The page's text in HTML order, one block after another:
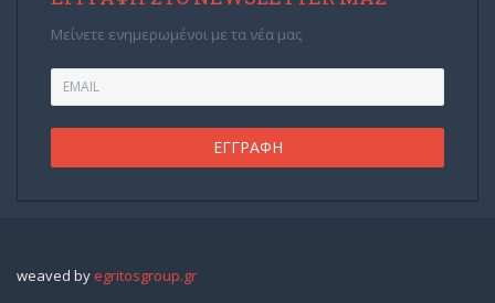
Μείνετε ενημερωμένοι με τα νέα μας
weaved by egritosgroup.gr